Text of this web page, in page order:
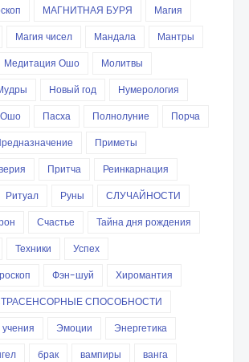
МАГНИТНАЯ БУРЯ
Магия
Магия чисел Мандала
Мантры
Медитация Ошо
Молитвы
Новый год
Нумерология
Ошо Пасха Полнолуние
Порча
Приметы
Притча
Реинкарнация
Ритуал Руны
СЛУЧАЙНОСТИ
Счастье
Тайна дня рождения
Техники
Успех
Фэн-шуй
Хиромантия
СПОСОБНОСТИ
Эмоции
Энергетика
брак вампиры
ванга